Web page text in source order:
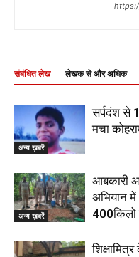
संबंधित लेख लेखक से और अधिक
अन्य ख़बरें
सर्पदंश से
मचा
अन्य ख़बरें
आबकारी
अभियान
400किलो